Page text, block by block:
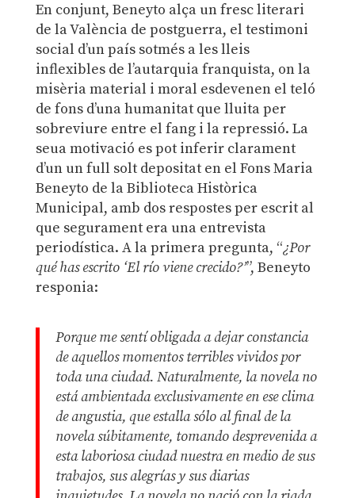
En conjunt, Beneyto alça un fresc literari
de la València de postguerra, el testimoni
social d’un país sotmés a les lleis
inflexibles de l’autarquia franquista, on la
misèria material i moral esdevenen el teló
de fons d’una humanitat que lluita per
sobreviure entre el fang i la repressió. La
seua motivació es pot inferir clarament
d’un un full solt depositat en el Fons Maria
Beneyto de la Biblioteca Històrica
Municipal, amb dos respostes per escrit al
que segurament era una entrevista
periodística. A la primera pregunta, “¿Por
qué has escrito ‘El río viene crecido?’”, Beneyto
responia:
Porque me sentí obligada a dejar constancia
de aquellos momentos terribles vividos por
toda una ciudad. Naturalmente, la novela no
está ambientada exclusivamente en ese clima
de angustia, que estalla sólo al final de la
novela súbitamente, tomando desprevenida a
esta laboriosa ciudad nuestra en medio de sus
trabajos, sus alegrías y sus diarias